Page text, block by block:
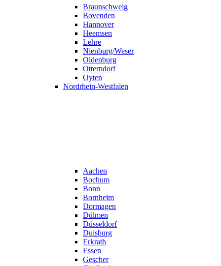
Braunschweig
Bovenden
Hannover
Heemsen
Lehre
Nienburg/Weser
Oldenburg
Otterndorf
Oyten
Nordrhein-Westfalen
Aachen
Bochum
Bonn
Bornheim
Dormagen
Dülmen
Düsseldorf
Duisburg
Erkrath
Essen
Gescher